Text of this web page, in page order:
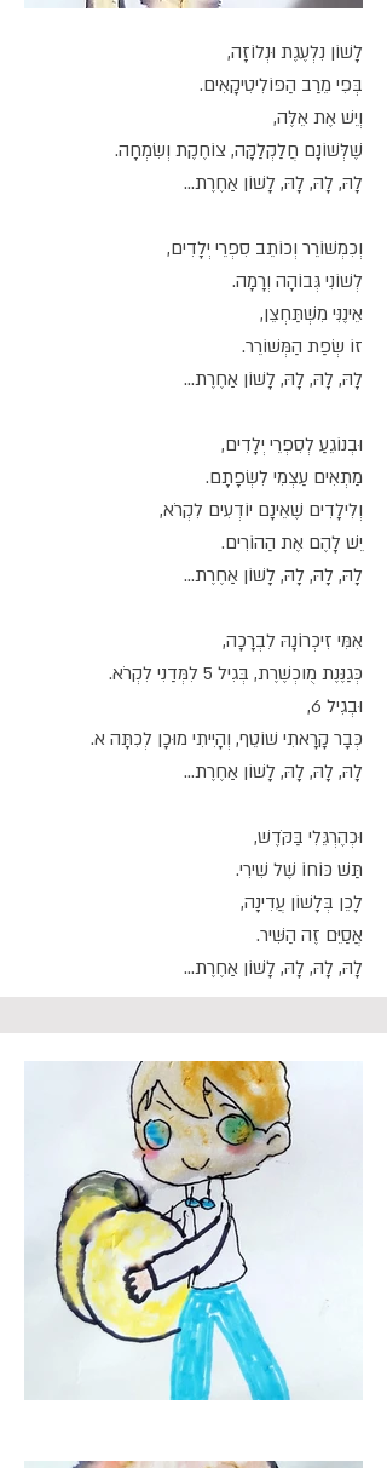
לָשׁוֹן נִלְעֶגֶת וּנְלוֹזָה,
בְּפִי מֵרַב הַפּוֹלִיטִיקָאִים.
וְיֵשׁ אֶת אֵלֶּה,
שֶׁלְּשׁוֹנָם חֲלַקְלַקָּה, צוֹחֶקֶת וְשִׂמְחָה.
לָהּ, לָהּ, לָהּ, לָשׁוֹן אַחֶרֶת...
וְכִמְשׁוֹרֵר וְכוֹתֵב סִפְרֵי יְלָדִים,
לְשׁוֹנִי גְּבוֹהָה וְרָמָה.
אֵינֶנִּי מִשְׁתַּחְצֵן,
זוֹ שְׂפַת הַמְּשׁוֹרֵר.
לָהּ, לָהּ, לָהּ, לָשׁוֹן אַחֶרֶת...
וּבְנוֹגֵעַ לְסִפְרֵי יְלָדִים,
מַתְאִים עַצְמִי לִשְׂפָתָם.
וְלִילָדִים שֶׁאֵינָם יוֹדְעִים לִקְרֹא,
יֵשׁ לָהֶם אֶת הַהוֹרִים.
לָהּ, לָהּ, לָהּ, לָשׁוֹן אַחֶרֶת...
אִמִּי זִיכְרוֹנָהּ לִבְרָכָה,
כְּגַנֶּנֶת מֻוכְשֶׁרֶת, בְּגִיל 5 לִמְּדַנִי לִקְרֹא.
וּבְגִיל 6,
כְּבָר קָרָאתִי שׁוֹטֵף, וְהָיִיתִי מוּכָן לְכִתָּה א.
לָהּ, לָהּ, לָהּ, לָשׁוֹן אַחֶרֶת...
וּכְהֶרְגֵּלִי בַּקֹּדֶשׁ,
תַּשׁ כּוֹחוֹ שֶׁל שִׁירִי.
לָכֵן בְּלָשׁוֹן עֲדִינָה,
אֲסַיֵּם זֶה הַשִּׁיר.
לָהּ, לָהּ, לָהּ, לָשׁוֹן אַחֶרֶת...